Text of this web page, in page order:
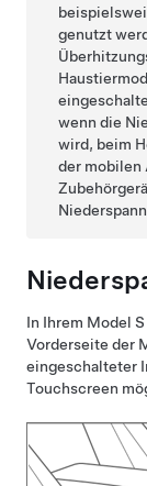
genutzt
wenn die
wird, beim
der mobilen
In Ihrem Model S
Vorderseite der
eingeschalteter
Touchscreen